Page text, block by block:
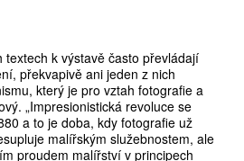
textech k výstavě často převládají
překvapivě ani jeden z nich
který je pro vztah fotografie a
„Impresionistická revoluce se
a to je doba, kdy fotografie už
malířským služebnostem, ale
proudem malířství v principech